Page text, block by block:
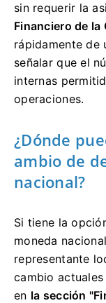
sin requerir la
Financiero de la
rápidamente de
señalar que el
internas
operaciones.
¿Dónde
ambio de
nacional?
Si tiene la
moneda
representante
cambio
en la sección